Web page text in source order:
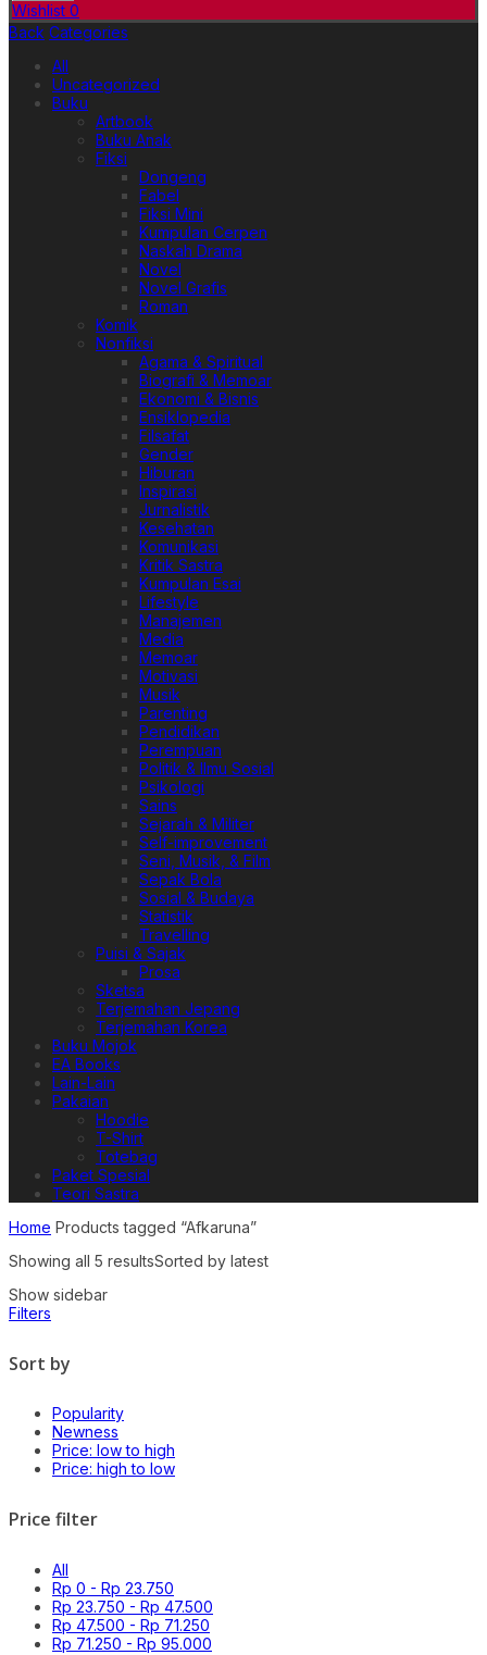
Wishlist 0
Back Categories
All
Uncategorized
Buku
Artbook
Buku Anak
Fiksi
Dongeng
Fabel
Fiksi Mini
Kumpulan Cerpen
Naskah Drama
Novel
Novel Grafis
Roman
Komik
Nonfiksi
Agama & Spiritual
Biografi & Memoar
Ekonomi & Bisnis
Ensiklopedia
Filsafat
Gender
Hiburan
Inspirasi
Jurnalistik
Kesehatan
Komunikasi
Kritik Sastra
Kumpulan Esai
Lifestyle
Manajemen
Media
Memoar
Motivasi
Musik
Parenting
Pendidikan
Perempuan
Politik & Ilmu Sosial
Psikologi
Sains
Sejarah & Militer
Self-improvement
Seni, Musik, & Film
Sepak Bola
Sosial & Budaya
Statistik
Travelling
Puisi & Sajak
Prosa
Sketsa
Terjemahan Jepang
Terjemahan Korea
Buku Mojok
EA Books
Lain-Lain
Pakaian
Hoodie
T-Shirt
Totebag
Paket Spesial
Teori Sastra
Home Products tagged “Afkaruna”
Showing all 5 resultsSorted by latest
Show sidebar
Filters
Sort by
Popularity
Newness
Price: low to high
Price: high to low
Price filter
All
Rp 0 - Rp 23.750
Rp 23.750 - Rp 47.500
Rp 47.500 - Rp 71.250
Rp 71.250 - Rp 95.000